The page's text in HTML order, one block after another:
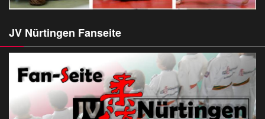
JV Nürtingen Fanseite